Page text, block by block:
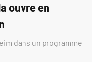
ouvre en
dans un programme